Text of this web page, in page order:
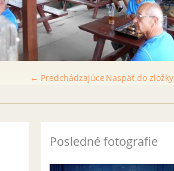
← Predchádzajúce Naspäť do zložky
Posledné fotografie